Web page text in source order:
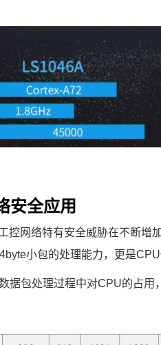
安全应用
控网络特有安全威胁在不断增
小包的处理能力，更是
包处理过程中对CPU的占